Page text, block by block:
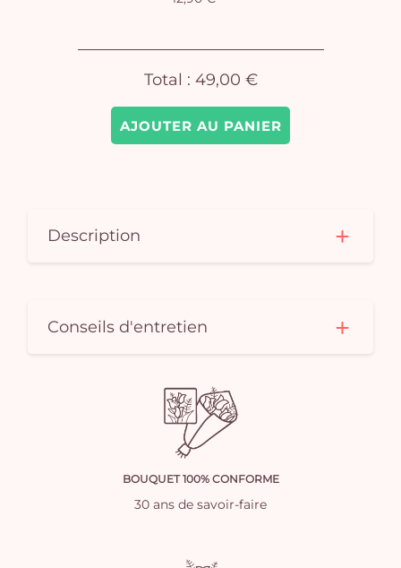
AJOUTER AU PANIER
Total : 49,00 €
Description
Conseils d'entretien
BOUQUET 100% CONFORME
30 ans de savoir-faire